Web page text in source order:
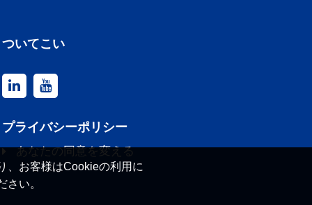
ついてこい
プライバシーポリシー
あなたの同意を変える
、お客様はCookieの利用に
い。